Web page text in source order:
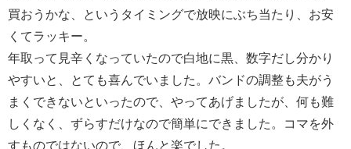
買おうかな、というタイミングで放映にぶち当たり、お安
くてラッキー。
年取って見辛くなっていたので白地に黒、数字だし分かり
やすいと、とても喜んでいました。バンドの調整も夫がう
まくできないといったので、やってあげましたが、何も難
しくなく、ずらすだけなので簡単にできました。コマを外
すものではないので、ほんと楽でした。